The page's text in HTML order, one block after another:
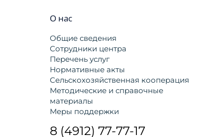
О нас
Общие сведения
Сотрудники центра
Перечень услуг
Нормативные акты
Сельскохозяйственная кооперация
Методические и справочные
материалы
Меры поддержки
8 (4912) 77-77-17